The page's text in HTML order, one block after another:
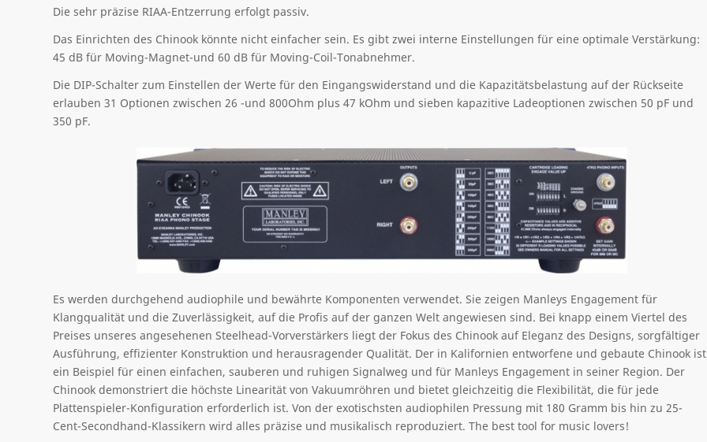
Die sehr präzise RIAA-Entzerrung erfolgt passiv.
Das Einrichten des Chinook könnte nicht einfacher sein. Es gibt zwei interne Einstellungen für eine optimale Verstärkung:
45 dB für Moving-Magnet-und 60 dB für Moving-Coil-Tonabnehmer.
Die DIP-Schalter zum Einstellen der Werte für den Eingangswiderstand und die Kapazitätsbelastung auf der Rückseite
erlauben 31 Optionen zwischen 26 -und 800Ohm plus 47 kOhm und sieben kapazitive Ladeoptionen zwischen 50 pF und
350 pF.
Es werden durchgehend audiophile und bewährte Komponenten verwendet. Sie zeigen Manleys Engagement für
Klangqualität und die Zuverlässigkeit, auf die Profis auf der ganzen Welt angewiesen sind. Bei knapp einem Viertel des
Preises unseres angesehenen Steelhead-Vorverstärkers liegt der Fokus des Chinook auf Eleganz des Designs, sorgfältiger
Ausführung, effizienter Konstruktion und herausragender Qualität. Der in Kalifornien entworfene und gebaute Chinook ist
ein Beispiel für einen einfachen, sauberen und ruhigen Signalweg und für Manleys Engagement in seiner Region. Der
Chinook demonstriert die höchste Linearität von Vakuumröhren und bietet gleichzeitig die Flexibilität, die für jede
Plattenspieler-Konfiguration erforderlich ist. Von der exotischsten audiophilen Pressung mit 180 Gramm bis hin zu 25-
Cent-Secondhand-Klassikern wird alles präzise und musikalisch reproduziert. The best tool for music lovers!